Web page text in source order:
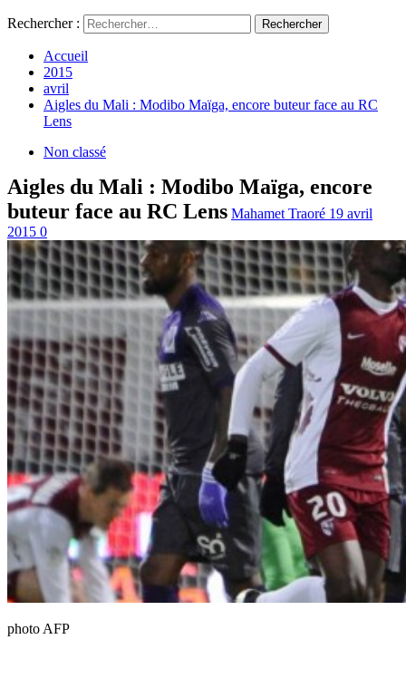
Rechercher :
Accueil
2015
avril
Aigles du Mali : Modibo Maïga, encore buteur face au RC
Lens
Non classé
Aigles du Mali : Modibo Maïga, encore
buteur face au RC Lens Mahamet Traoré 19 avril
2015 0
photo AFP